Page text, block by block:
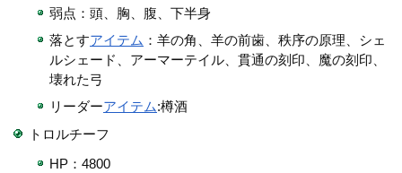
弱点：頭、胸、腹、下半身
落とすアイテム ：羊の角、羊の前歯、秩序の原理、シェ
ルシェード、アーマーテイル、貫通の刻印、魔の刻印、
壊れた弓
リーダーアイテム:樽酒
トロルチーフ
HP：4800